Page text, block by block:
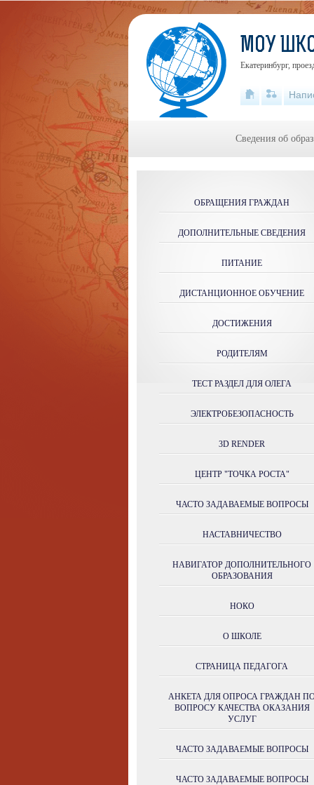
ОБРАЩЕНИЯ ГРАЖДАН
ДОПОЛНИТЕЛЬНЫЕ СВЕДЕНИЯ
ПИТАНИЕ
ДИСТАНЦИОННОЕ ОБУЧЕНИЕ
ДОСТИЖЕНИЯ
РОДИТЕЛЯМ
ТЕСТ РАЗДЕЛ ДЛЯ ОЛЕГА
ЭЛЕКТРОБЕЗОПАСНОСТЬ
3D RENDER
ЦЕНТР "ТОЧКА РОСТА"
ЧАСТО ЗАДАВАЕМЫЕ ВОПРОСЫ
НАСТАВНИЧЕСТВО
НАВИГАТОР ДОПОЛНИТЕЛЬНОГО
ОБРАЗОВАНИЯ
НОКО
О ШКОЛЕ
СТРАНИЦА ПЕДАГОГА
АНКЕТА ДЛЯ ОПРОСА ГРАЖДАН
ВОПРОСУ КАЧЕСТВА ОКАЗАНИЯ
УСЛУГ
ЧАСТО ЗАДАВАЕМЫЕ ВОПРОСЫ
ЧАСТО ЗАДАВАЕМЫЕ ВОПРОСЫ
МОУ
Екатеринбург,
Сведения об